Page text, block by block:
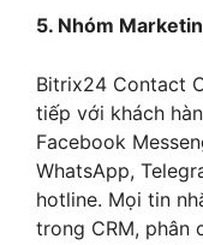
5. Nhóm
Bitrix24 Contact
tiếp với khách
Facebook
WhatsApp,
hotline. Mọi tin
trong CRM, phân